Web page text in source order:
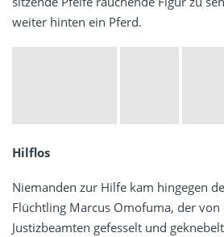
weiter hinten ein Pferd.
Hilflos
Niemanden zur Hilfe kam hingegen
Flüchtling Marcus Omofuma, der von
Justizbeamten gefesselt und